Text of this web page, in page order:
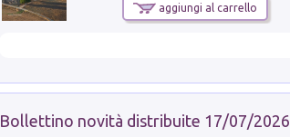
aggiungi al carrello
Bollettino novità distribuite 17/07/2026